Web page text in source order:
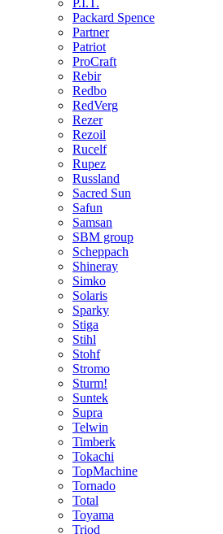
P.I.T.
Packard Spence
Partner
Patriot
ProCraft
Rebir
Redbo
RedVerg
Rezer
Rezoil
Rucelf
Rupez
Russland
Sacred Sun
Safun
Samsan
SBM group
Scheppach
Shineray
Simko
Solaris
Sparky
Stiga
Stihl
Stohf
Stromo
Sturm!
Suntek
Supra
Telwin
Timberk
Tokachi
TopMachine
Tornado
Total
Toyama
Triod